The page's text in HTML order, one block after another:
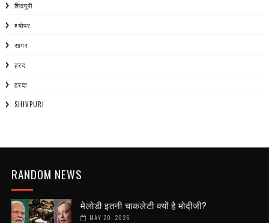
शिवपुरी
श्योपर
सागर
हरद
हरदा
SHIVPURI
RANDOM NEWS
मेलोडी इतनी चाकलेटी क्यों है मोदीजी?
MAY 20, 2026